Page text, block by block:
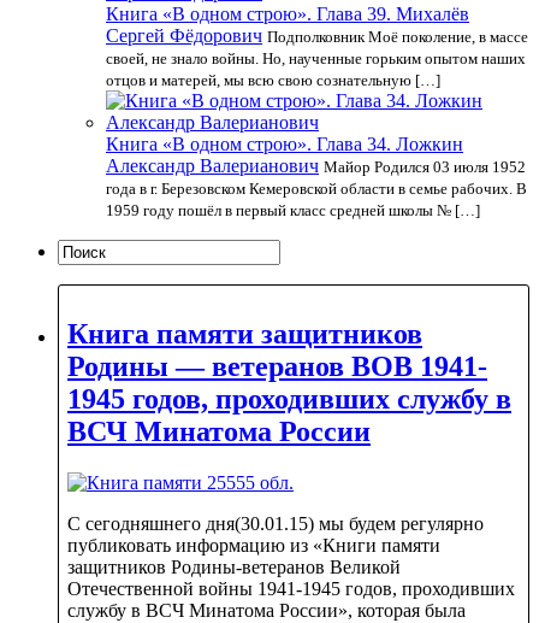
Книга «В одном строю». Глава 39. Михалёв
Сергей Фёдорович Подполковник Моё поколение, в массе
своей, не знало войны. Но, наученные горьким опытом наших
отцов и матерей, мы всю свою сознательную […]
Книга «В одном строю». Глава 34. Ложкин
Александр Валерианович Майор Родился 03 июля 1952
года в г. Березовском Кемеровской области в семье рабочих. В
1959 году пошёл в первый класс средней школы № […]
Книга памяти защитников
Родины — ветеранов ВОВ 1941-
1945 годов, проходивших службу в
ВСЧ Минатома России
С сегодняшнего дня(30.01.15) мы будем регулярно
публиковать информацию из «Книги памяти
защитников Родины-ветеранов Великой
Отечественной войны 1941-1945 годов, проходивших
службу в ВСЧ Минатома России», которая была